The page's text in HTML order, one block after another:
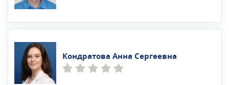
Кондратова Анна Сергеевна